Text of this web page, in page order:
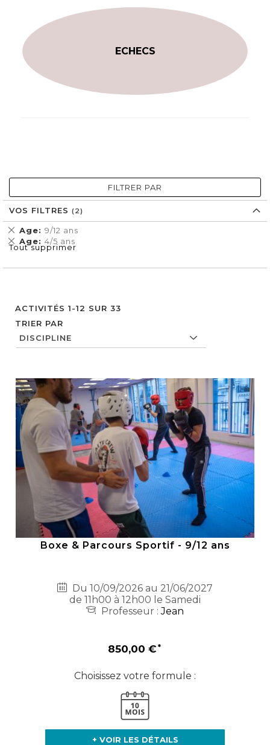
ECHECS
ACTIVITÉS 1-12 SUR 33
TRIER PAR
Boxe & Parcours Sportif - 9/12 ans
Du 10/09/2026 au 21/06/2027
de 11h00 à 12h00 le Samedi
Professeur :Jean
850,00 €
Choisissez votre formule :
+ VOIR LES DÉTAILS
FILTRER PAR
VOS FILTRES
Age 9/12 ans
Supprimer
cet
Élément
Age 4/5 ans
Supprimer
cet
Tout supprimer